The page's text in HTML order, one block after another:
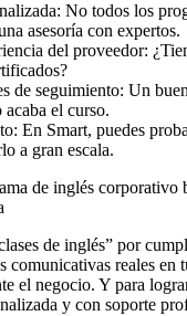
No todos los
asesoría con expertos.
del proveedor:
de seguimiento: Un
el curso.
En Smart, puedes
a gran escala.
de inglés corporativo
de inglés” por
comunicativas reales en
el negocio. Y para
y con soporte